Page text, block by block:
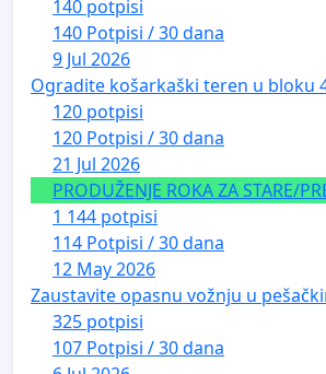
140 potpisi
140 Potpisi / 30 dana
9 Jul 2026
Ogradite košarkaški teren u bloku
120 potpisi
120 Potpisi / 30 dana
21 Jul 2026
PRODUŽENJE ROKA ZA STARE/
1 144 potpisi
114 Potpisi / 30 dana
12 May 2026
Zaustavite opasnu vožnju u
325 potpisi
107 Potpisi / 30 dana